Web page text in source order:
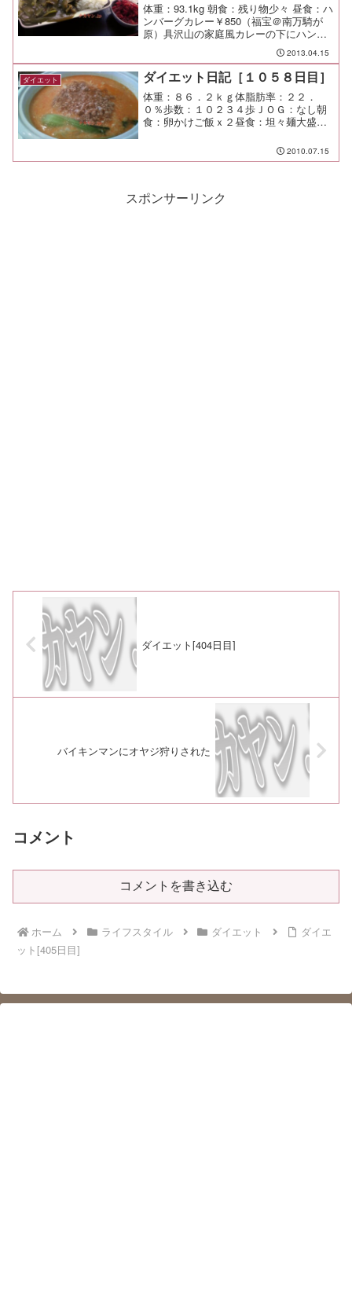
体重：93.1kg 朝食：残り物少々 昼食：ハ
ンバーグカレー￥850（福宝＠南万騎が
原）具沢山の家庭風カレーの下にハンバ
ーグが眠っている。 福神漬けは別皿に
してもらった。カレーの具にも肉、ハン
バーグも肉なので、非常に肉肉しいボリ
ューム満点の...
2013.04.15
ダイエット ダイエット日記［１０５８日目］
体重：８６．２ｋｇ体脂肪率：２２．
０％歩数：１０２３４歩ＪＯＧ：なし朝
食：卵かけご飯ｘ２昼食：坦々麺大盛
2010.07.15
スポンサーリンク
ダイエット[404日目]
バイキンマンにオヤジ狩りされた
コメント
コメントを書き込む
ホーム ライフスタイル ダイエット
ダイエ
ット[405日目]